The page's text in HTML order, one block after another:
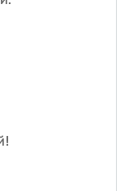
(Book
именины